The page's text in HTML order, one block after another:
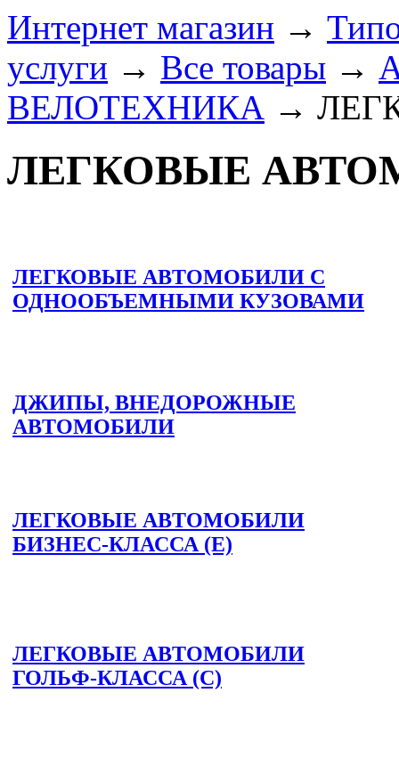
Интернет магазин →
услуги → Все товары →
ВЕЛОТЕХНИКА →
ЛЕГКОВЫЕ
ЛЕГКОВЫЕ АВТОМОБИЛИ С
ОДНООБЪЕМНЫМИ КУЗОВАМИ
ДЖИПЫ, ВНЕДОРОЖНЫЕ
АВТОМОБИЛИ
ЛЕГКОВЫЕ АВТОМОБИЛИ
БИЗНЕС-КЛАССА (E)
ЛЕГКОВЫЕ АВТОМОБИЛИ
ГОЛЬФ-КЛАССА (C)